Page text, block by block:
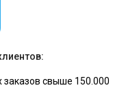
заказов свыше 150.000